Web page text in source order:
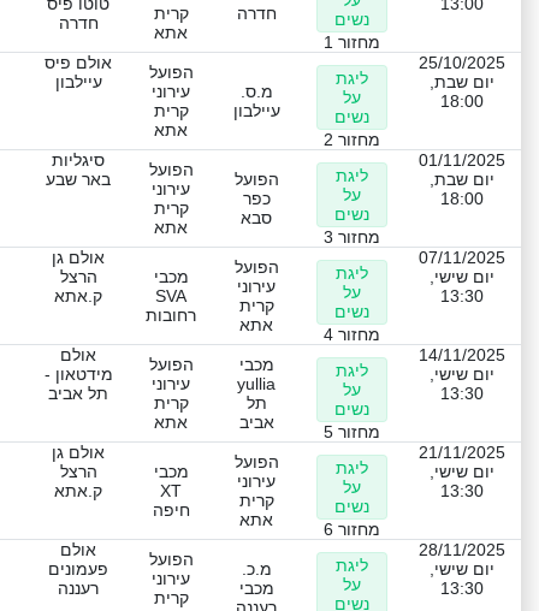
13:00
נשים
מחזור 1
חדרה
קרית
אתא
טוטו פיס
חדרה
25/10/2025
יום שבת,
18:00
ליגת
על
נשים
מחזור 2
מ.ס.
עיילבון
הפועל
עירוני
קרית
אתא
אולם פיס
עיילבון
01/11/2025
יום שבת,
18:00
ליגת
על
נשים
מחזור 3
הפועל
כפר
סבא
הפועל
עירוני
קרית
אתא
סיגליות
באר שבע
07/11/2025
יום שישי,
13:30
ליגת
על
נשים
מחזור 4
הפועל
עירוני
קרית
אתא
מכבי
SVA
רחובות
אולם גן
הרצל
ק.אתא
14/11/2025
יום שישי,
13:30
ליגת
על
נשים
מחזור 5
מכבי
yullia
תל
אביב
הפועל
עירוני
קרית
אתא
אולם
מידטאון -
תל אביב
21/11/2025
יום שישי,
13:30
ליגת
על
נשים
מחזור 6
הפועל
עירוני
קרית
אתא
מכבי
XT
חיפה
אולם גן
הרצל
ק.אתא
28/11/2025
יום שישי,
13:30
ליגת
על
נשים
מ.כ.
מכבי
הפועל
עירוני
קרית
אולם
פעמונים
רעננה